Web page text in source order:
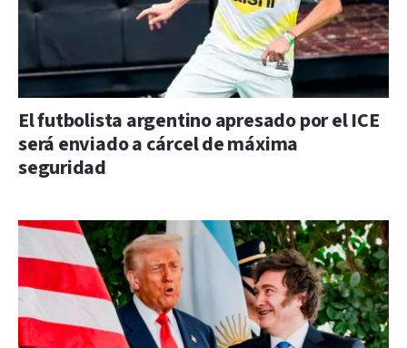
El futbolista argentino apresado por el ICE
será enviado a cárcel de máxima
seguridad